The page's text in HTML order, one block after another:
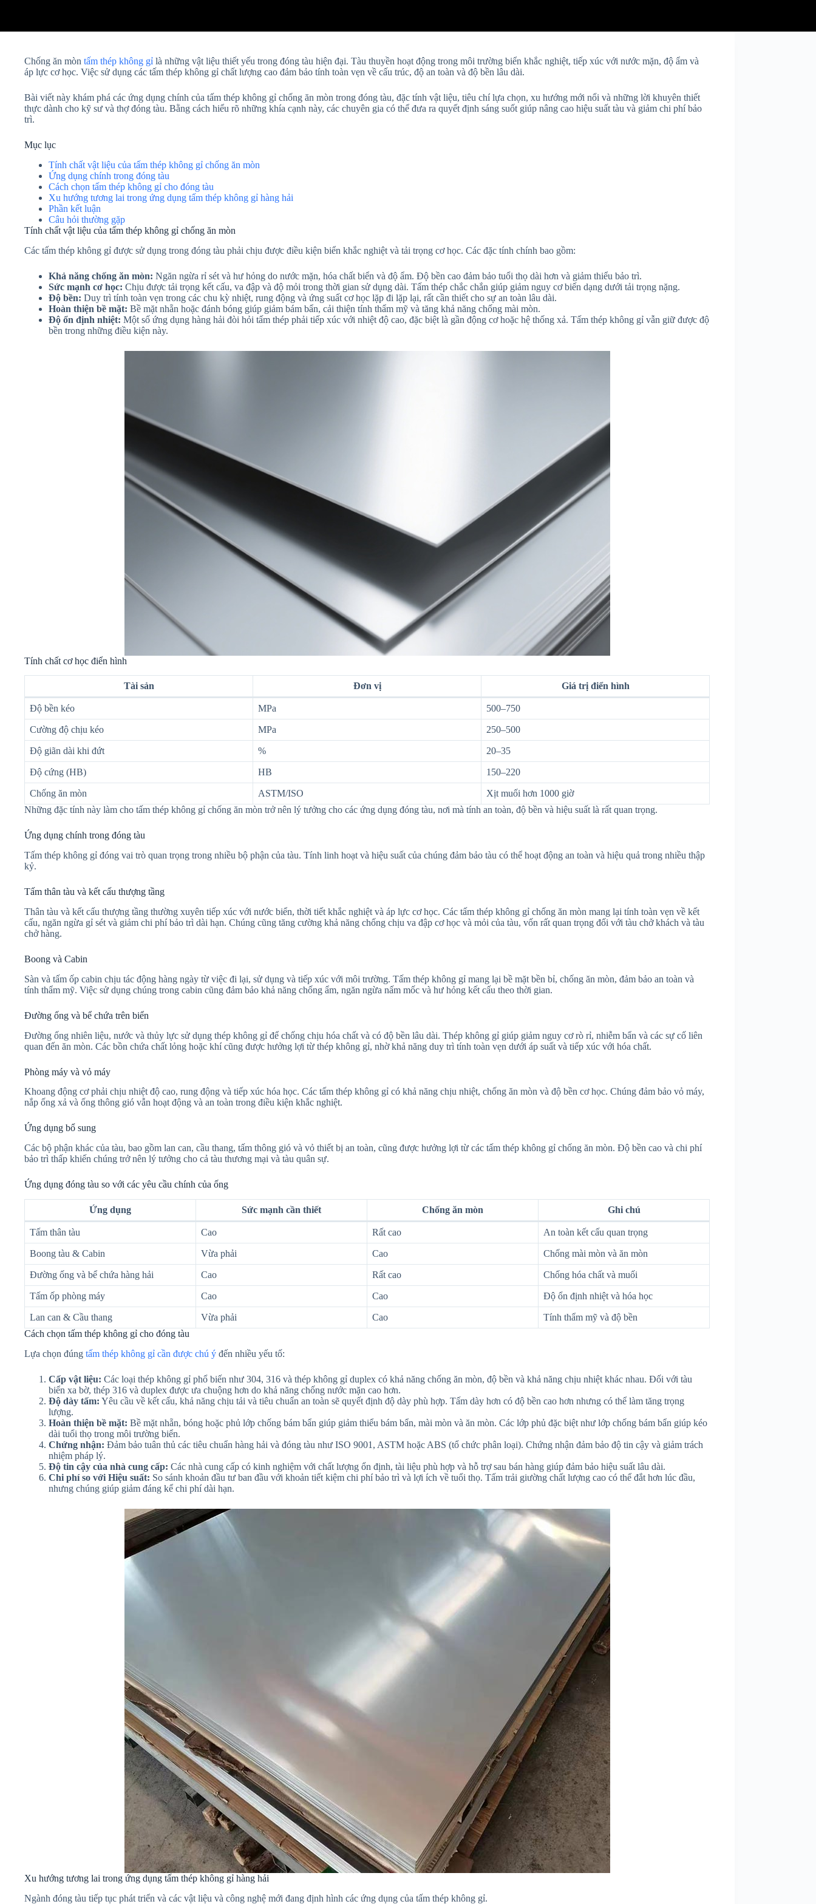
Chống ăn mòn tấm thép không gỉ là những vật liệu thiết yếu trong đóng tàu hiện đại. Tàu thuyền hoạt động trong môi trường biển khắc nghiệt, tiếp xúc với nước mặn, độ ẩm và
áp lực cơ học. Việc sử dụng các tấm thép không gỉ chất lượng cao đảm bảo tính toàn vẹn về cấu trúc, độ an toàn và độ bền lâu dài.
Bài viết này khám phá các ứng dụng chính của tấm thép không gỉ chống ăn mòn trong đóng tàu, đặc tính vật liệu, tiêu chí lựa chọn, xu hướng mới nổi và những lời khuyên thiết
thực dành cho kỹ sư và thợ đóng tàu. Bằng cách hiểu rõ những khía cạnh này, các chuyên gia có thể đưa ra quyết định sáng suốt giúp nâng cao hiệu suất tàu và giảm chi phí bảo
trì.
Mục lục
Tính chất vật liệu của tấm thép không gỉ chống ăn mòn
Ứng dụng chính trong đóng tàu
Cách chọn tấm thép không gỉ cho đóng tàu
Xu hướng tương lai trong ứng dụng tấm thép không gỉ hàng hải
Phần kết luận
Câu hỏi thường gặp
Tính chất vật liệu của tấm thép không gỉ chống ăn mòn
Các tấm thép không gỉ được sử dụng trong đóng tàu phải chịu được điều kiện biển khắc nghiệt và tải trọng cơ học. Các đặc tính chính bao gồm:
Khả năng chống ăn mòn: Ngăn ngừa rỉ sét và hư hỏng do nước mặn, hóa chất biển và độ ẩm. Độ bền cao đảm bảo tuổi thọ dài hơn và giảm thiểu bảo trì.
Sức mạnh cơ học: Chịu được tải trọng kết cấu, va đập và độ mỏi trong thời gian sử dụng dài. Tấm thép chắc chắn giúp giảm nguy cơ biến dạng dưới tải trọng nặng.
Độ bền: Duy trì tính toàn vẹn trong các chu kỳ nhiệt, rung động và ứng suất cơ học lặp đi lặp lại, rất cần thiết cho sự an toàn lâu dài.
Hoàn thiện bề mặt: Bề mặt nhẵn hoặc đánh bóng giúp giảm bám bẩn, cải thiện tính thẩm mỹ và tăng khả năng chống mài mòn.
Độ ổn định nhiệt: Một số ứng dụng hàng hải đòi hỏi tấm thép phải tiếp xúc với nhiệt độ cao, đặc biệt là gần động cơ hoặc hệ thống xả. Tấm thép không gỉ vẫn giữ được độ
bền trong những điều kiện này.
Tính chất cơ học điển hình
Tài sản Đơn vị Giá trị điển hình
Độ bền kéo MPa 500–750
Cường độ chịu kéo MPa 250–500
Độ giãn dài khi đứt % 20–35
Độ cứng (HB) HB 150–220
Chống ăn mòn ASTM/ISO
Xịt muối hơn 1000 giờ
Những đặc tính này làm cho tấm thép không gỉ chống ăn mòn trở nên lý tưởng cho các ứng dụng đóng tàu, nơi mà tính an toàn, độ bền và hiệu suất là rất quan trọng.
Ứng dụng chính trong đóng tàu
Tấm thép không gỉ đóng vai trò quan trọng trong nhiều bộ phận của tàu. Tính linh hoạt và hiệu suất của chúng đảm bảo tàu có thể hoạt động an toàn và hiệu quả trong nhiều thập
kỷ.
Tấm thân tàu và kết cấu thượng tầng
Thân tàu và kết cấu thượng tầng thường xuyên tiếp xúc với nước biển, thời tiết khắc nghiệt và áp lực cơ học. Các tấm thép không gỉ chống ăn mòn mang lại tính toàn vẹn về kết
cấu, ngăn ngừa gỉ sét và giảm chi phí bảo trì dài hạn. Chúng cũng tăng cường khả năng chống chịu va đập cơ học và mỏi của tàu, vốn rất quan trọng đối với tàu chở khách và tàu
chở hàng.
Boong và Cabin
Sàn và tấm ốp cabin chịu tác động hàng ngày từ việc đi lại, sử dụng và tiếp xúc với môi trường. Tấm thép không gỉ mang lại bề mặt bền bỉ, chống ăn mòn, đảm bảo an toàn và
tính thẩm mỹ. Việc sử dụng chúng trong cabin cũng đảm bảo khả năng chống ẩm, ngăn ngừa nấm mốc và hư hỏng kết cấu theo thời gian.
Đường ống và bể chứa trên biển
Đường ống nhiên liệu, nước và thủy lực sử dụng thép không gỉ để chống chịu hóa chất và có độ bền lâu dài. Thép không gỉ giúp giảm nguy cơ rò rỉ, nhiễm bẩn và các sự cố liên
quan đến ăn mòn. Các bồn chứa chất lỏng hoặc khí cũng được hưởng lợi từ thép không gỉ, nhờ khả năng duy trì tính toàn vẹn dưới áp suất và tiếp xúc với hóa chất.
Phòng máy và vỏ máy
Khoang động cơ phải chịu nhiệt độ cao, rung động và tiếp xúc hóa học. Các tấm thép không gỉ có khả năng chịu nhiệt, chống ăn mòn và độ bền cơ học. Chúng đảm bảo vỏ máy,
nắp ống xả và ống thông gió vẫn hoạt động và an toàn trong điều kiện khắc nghiệt.
Ứng dụng bổ sung
Các bộ phận khác của tàu, bao gồm lan can, cầu thang, tấm thông gió và vỏ thiết bị an toàn, cũng được hưởng lợi từ các tấm thép không gỉ chống ăn mòn. Độ bền cao và chi phí
bảo trì thấp khiến chúng trở nên lý tưởng cho cả tàu thương mại và tàu quân sự.
Ứng dụng đóng tàu so với các yêu cầu chính của ống
Ứng dụng Sức mạnh cần thiết Chống ăn mòn Ghi chú
Tấm thân tàu Cao Rất cao An toàn kết cấu quan trọng
Boong tàu & Cabin Vừa phải Cao Chống mài mòn và ăn mòn
Đường ống và bể chứa hàng hải Cao Rất cao Chống hóa chất và muối
Tấm ốp phòng máy Cao Cao Độ ổn định nhiệt và hóa học
Lan can & Cầu thang Vừa phải Cao
Tính thẩm mỹ và độ bền
Cách chọn tấm thép không gỉ cho đóng tàu
Lựa chọn đúng tấm thép không gỉ cần được chú ý đến nhiều yếu tố:
Cấp vật liệu: Các loại thép không gỉ phổ biến như 304, 316 và thép không gỉ duplex có khả năng chống ăn mòn, độ bền và khả năng chịu nhiệt khác nhau. Đối với tàu
biển xa bờ, thép 316 và duplex được ưa chuộng hơn do khả năng chống nước mặn cao hơn.
Độ dày tấm: Yêu cầu về kết cấu, khả năng chịu tải và tiêu chuẩn an toàn sẽ quyết định độ dày phù hợp. Tấm dày hơn có độ bền cao hơn nhưng có thể làm tăng trọng
lượng.
Hoàn thiện bề mặt: Bề mặt nhẵn, bóng hoặc phủ lớp chống bám bẩn giúp giảm thiểu bám bẩn, mài mòn và ăn mòn. Các lớp phủ đặc biệt như lớp chống bám bẩn giúp kéo
dài tuổi thọ trong môi trường biển.
Chứng nhận: Đảm bảo tuân thủ các tiêu chuẩn hàng hải và đóng tàu như ISO 9001, ASTM hoặc ABS (tổ chức phân loại). Chứng nhận đảm bảo độ tin cậy và giảm trách
nhiệm pháp lý.
Độ tin cậy của nhà cung cấp: Các nhà cung cấp có kinh nghiệm với chất lượng ổn định, tài liệu phù hợp và hỗ trợ sau bán hàng giúp đảm bảo hiệu suất lâu dài.
Chi phí so với Hiệu suất: So sánh khoản đầu tư ban đầu với khoản tiết kiệm chi phí bảo trì và lợi ích về tuổi thọ. Tấm trải giường chất lượng cao có thể đắt hơn lúc đầu,
nhưng chúng giúp giảm đáng kể chi phí dài hạn.
Xu hướng tương lai trong ứng dụng tấm thép không gỉ hàng hải
Ngành đóng tàu tiếp tục phát triển và các vật liệu và công nghệ mới đang định hình các ứng dụng của tấm thép không gỉ.